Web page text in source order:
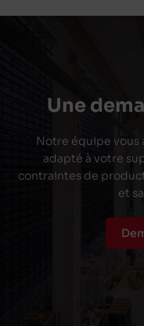
Une
Notre équipe vous
adapté à votre
contraintes de
et